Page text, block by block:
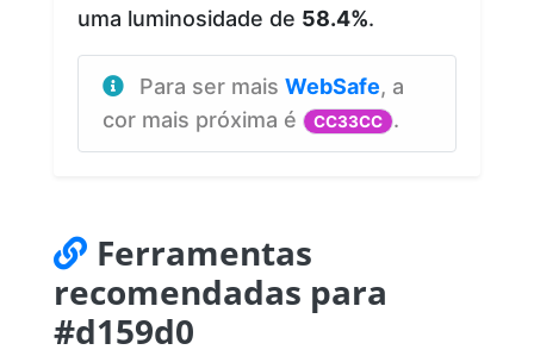
uma luminosidade de 58.4%.
Para ser mais WebSafe, a
cor mais próxima é
CC33CC .
Ferramentas
recomendadas para
#d159d0